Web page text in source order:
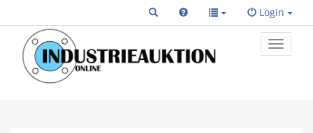
Login
Toggle
primary